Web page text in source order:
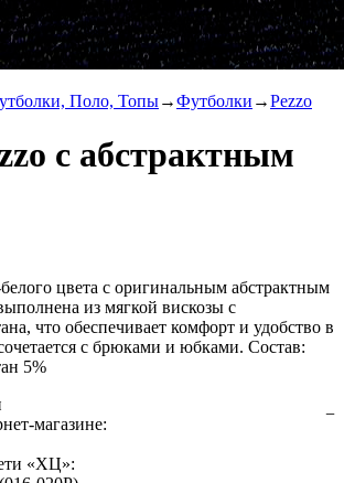
Поло, Топы Футболки Pezzo
с абстрактным
цвета с оригинальным абстрактным
из мягкой вискозы с
что обеспечивает комфорт и удобство в
с брюками и юбками. Состав:
5%
магазине:
«ХЦ»: